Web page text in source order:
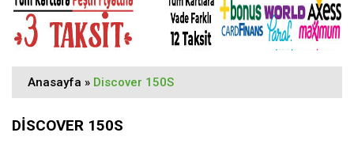
Anasayfa » Discover 150S
DISCOVER 150S